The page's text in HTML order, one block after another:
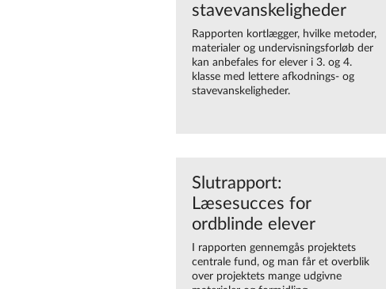
stavevanskeligheder
Rapporten kortlægger, hvilke metoder,
materialer og undervisningsforløb der
kan anbefales for elever i 3. og 4.
klasse med lettere afkodnings- og
stavevanskeligheder.
Slutrapport:
Læsesucces for
ordblinde elever
I rapporten gennemgås projektets
centrale fund, og man får et overblik
over projektets mange udgivne